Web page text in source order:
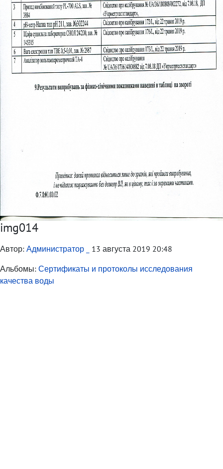
img014
Автор: Администратор _
13 августа 2019 20:48
Альбомы: Сертификаты и протоколы исследования
качества воды